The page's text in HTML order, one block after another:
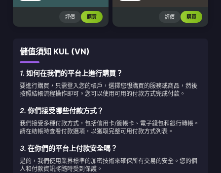
評價 購買 評價 購買
儲值須知 KUL (VN)
1. 如何在我們的平台上進行購買？
要進行購買，只需登入您的帳戶，選擇您想購買的服務或商品，然後
按照結帳流程操作即可。您可以使用可用的付款方式完成付款。
2. 你們接受哪些付款方式？
我們接受多種付款方式，包括信用卡/簽帳卡、電子錢包和銀行轉帳。
請在結帳時查看付款選項，以獲取完整可用付款方式列表。
3. 在你們的平台上付款安全嗎？
是的，我們使用業界標準的加密技術來確保所有交易的安全。您的個
人和付款資訊將隨時受到保護。